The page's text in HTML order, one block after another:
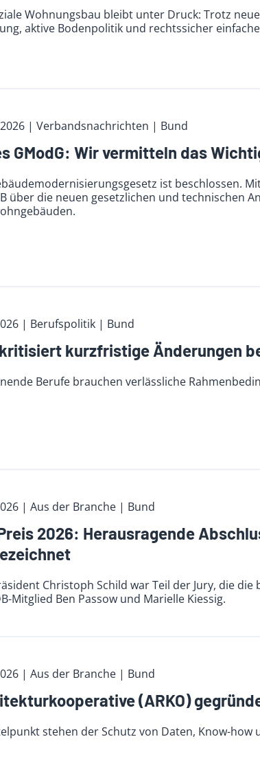
Wohnungsbau bleibt unter Druck: Trotz
aktive Bodenpolitik und rechtssicher
| Verbandsnachrichten | Bund
GModG: Wir vermitteln das
ist beschlossen.
über die neuen gesetzlichen und technischen
| Berufspolitik | Bund
kurzfristige Änderungen
Berufe brauchen verlässliche
| Aus der Branche | Bund
2026: Herausragende
Christoph Schild war Teil der Jury, die
Mitglied Ben Passow und Marielle Kiessig.
| Aus der Branche | Bund
(ARKO)
stehen der Schutz von Daten, Know-